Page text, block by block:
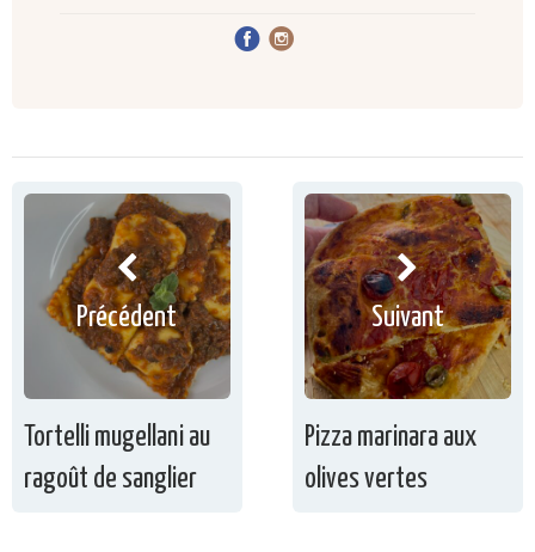
Précédent
Tortelli mugellani au
ragoût de sanglier
Suivant
Pizza marinara aux
olives vertes